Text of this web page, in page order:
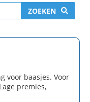
ZOEKEN
voor baasjes. Voor
premies,